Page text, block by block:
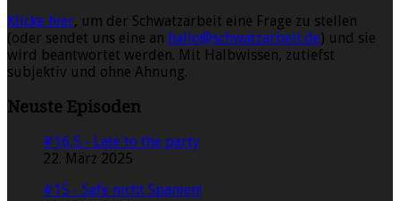
Klicke hier, um der Schwatzarbeit eine Frage zu stellen
(oder sendet uns eine an hallo@schwatzarbeit.de) und sie
wird beantwortet werden. Mit Halbwissen, zutiefst
subjektiv und ohne Ahnung.
Neuste Episoden
#16,5 - Late to the party
22. März 2025
#15 - Safe nicht Spanien!